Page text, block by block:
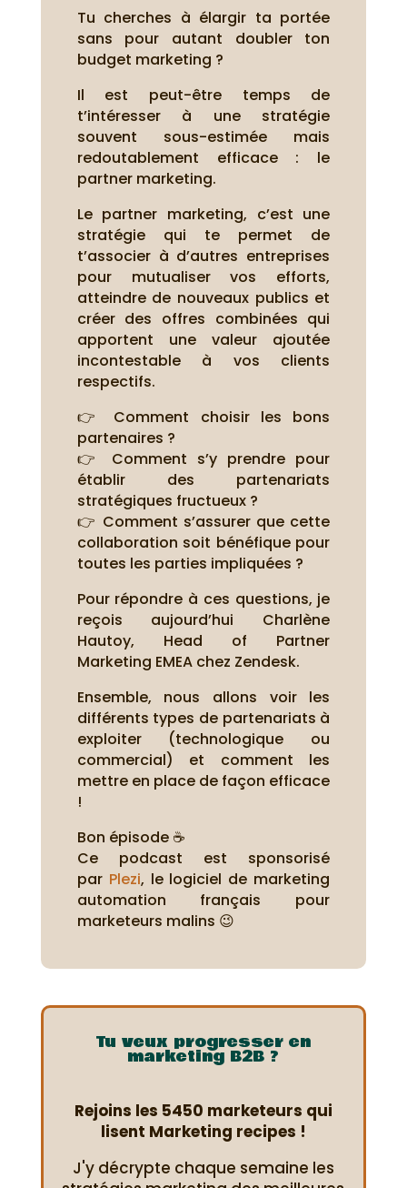
Tu cherches à élargir ta portée
sans pour autant doubler ton
budget marketing ?
Il est peut-être temps de
t’intéresser à une stratégie
souvent sous-estimée mais
redoutablement efficace : le
partner marketing.
Le partner marketing, c’est une
stratégie qui te permet de
t’associer à d’autres entreprises
pour mutualiser vos efforts,
atteindre de nouveaux publics et
créer des offres combinées qui
apportent une valeur ajoutée
incontestable à vos clients
respectifs.
👉 Comment choisir les bons
partenaires ?
👉 Comment s’y prendre pour
établir des partenariats
stratégiques fructueux ?
👉 Comment s’assurer que cette
collaboration soit bénéfique pour
toutes les parties impliquées ?
Pour répondre à ces questions, je
reçois aujourd’hui Charlène
Hautoy, Head of Partner
Marketing EMEA chez Zendesk.
Ensemble, nous allons voir les
différents types de partenariats à
exploiter (technologique ou
commercial) et comment les
mettre en place de façon efficace
!
Bon épisode ☕
Ce podcast est sponsorisé
par Plezi, le logiciel de marketing
automation français pour
marketeurs malins 😉
Tu veux progresser en
marketing B2B ?
Rejoins les 5450 marketeurs qui
lisent Marketing recipes !
J'y décrypte chaque semaine les